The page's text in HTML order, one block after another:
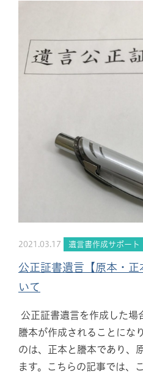
2021.03.17 遺言書作成サポート
公正証書遺言【原本・
いて
公正証書遺言を作成した場
謄本が作成されることにな
のは、正本と謄本であり、
ます。こちらの記事では、